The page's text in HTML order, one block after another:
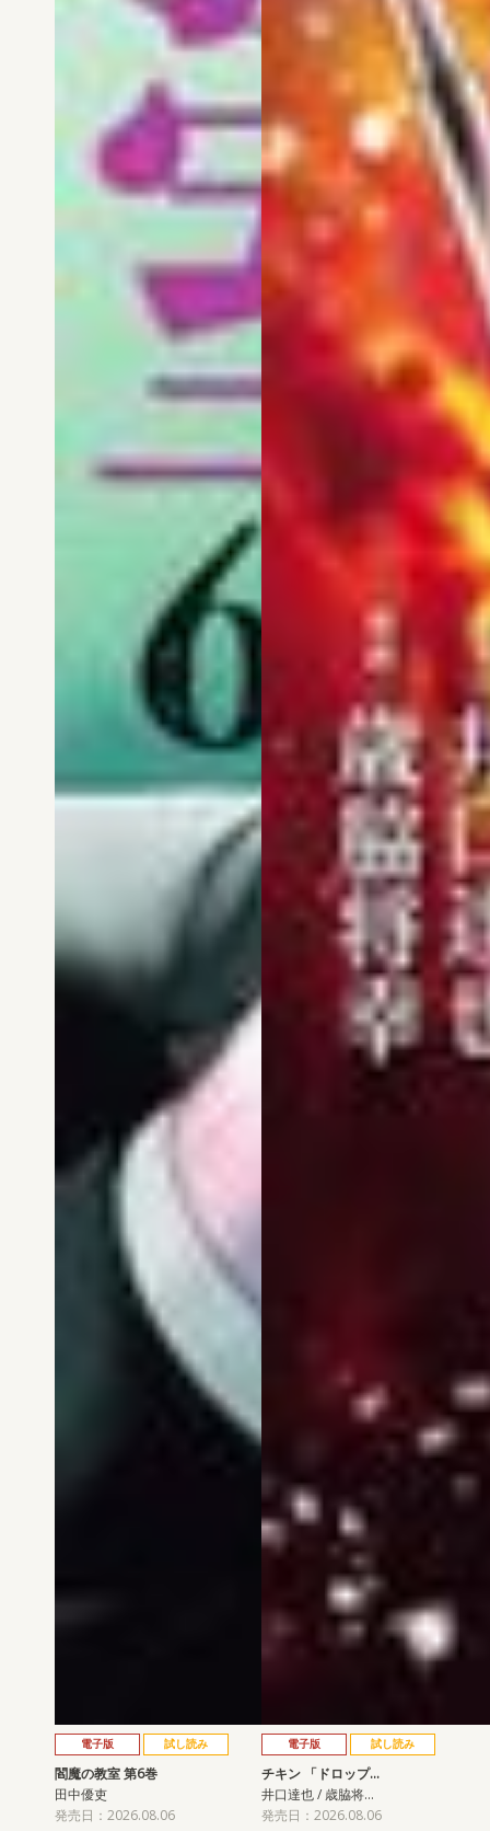
電子版 試し読み
閻魔の教室 第6巻
田中優吏
発売日：2026.08.06
電子版 試し読み
チキン 「ドロップ…
井口達也 / 歳脇将…
発売日：2026.08.06